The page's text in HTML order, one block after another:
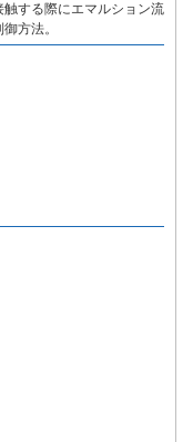
する際にエマルション流
方法。